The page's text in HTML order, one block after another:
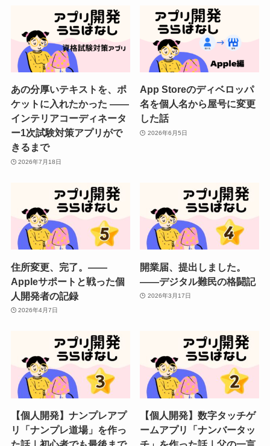
あの分厚いテキストを、ポ
ケットに入れたかった ——
インテリアコーディネータ
ー1次試験対策アプリがで
きるまで
2026年7月18日
App Storeのディベロッパ
名を個人名から屋号に変更
した話
2026年6月5日
住所変更、完了。——
Appleサポートと戦った個
人開発者の記録
2026年4月7日
開業届、提出しました。
——デジタル難民の格闘記
2026年3月17日
【個人開発】ナンプレアプ
リ「ナンプレ道場」を作っ
【個人開発】数字タッチゲ
ームアプリ「ナンバータッ